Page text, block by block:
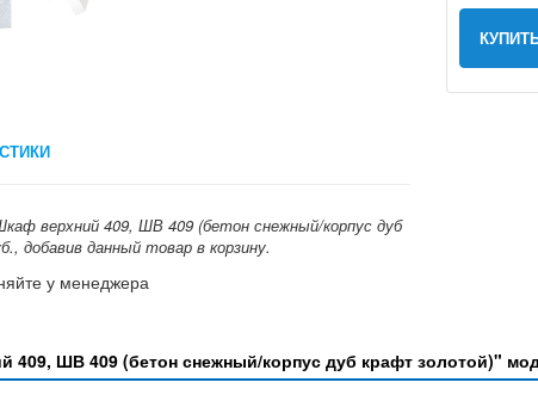
верхний 409, ШВ 409 (бетон снежный/корпус дуб
добавив данный товар в корзину.
у менеджера
409, ШВ 409 (бетон снежный/корпус дуб крафт золотой)"